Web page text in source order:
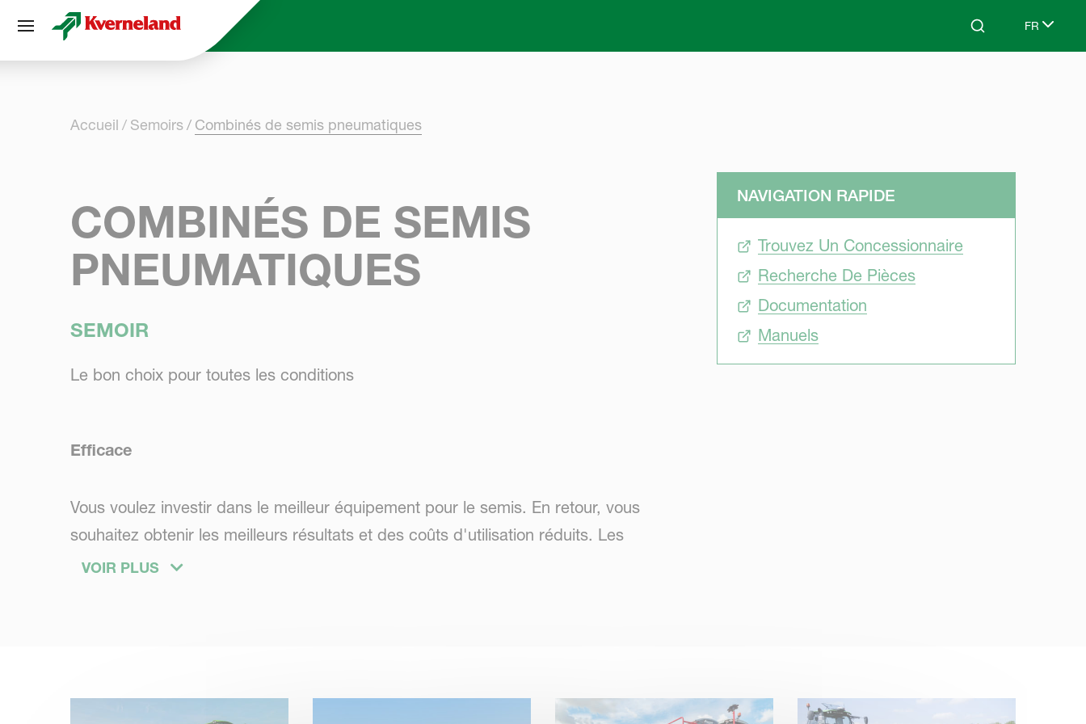
Search FR
Select
Accueil Semoirs Combinés de semis pneumatiques
COMBINÉS DE SEMIS
PNEUMATIQUES
SEMOIR
Le bon choix pour toutes les conditions
Efficace
Vous voulez investir dans le meilleur équipement pour le semis. En retour, vous
souhaitez obtenir les meilleurs résultats et des coûts d'utilisation réduits. Les
combinés de semis pneumatiques Kverneland ont été développés avec un centre de
VOIR PLUS
NAVIGATION RAPIDE
Trouvez Un Concessionnaire
Recherche De Pièces
Documentation
Manuels
Panneau de gestion des cookies